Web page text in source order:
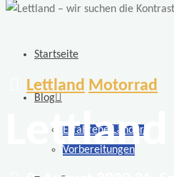
Weltreise
zwei
BMW
Startseite
Blog
Erfahrene Länder
Vorbereitungen
Lettland Motorrad